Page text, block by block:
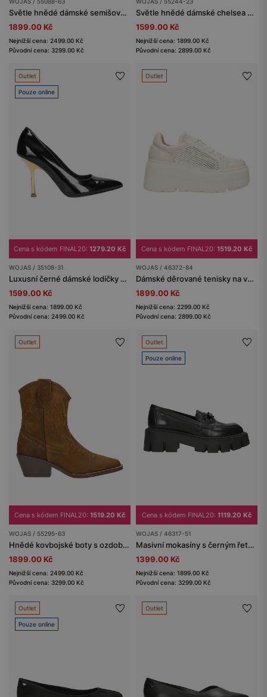
Světle hnědé dámské semišové kotníčkové boty na podpatku
1899.00 Kč
Nejnižší cena: 2499.00 Kč
Původní cena: 3299.00 Kč
Světle hnědé dámské chelsea boty z nubukové kůže
1599.00 Kč
Nejnižší cena: 1899.00 Kč
Původní cena: 2899.00 Kč
Outlet
Pouze online
Cena s kódem FINAL20: 1279.20 Kč
WOJAS / 35108-31
Luxusní černé dámské lodičky se zlatým podpatkem
1599.00 Kč
Nejnižší cena: 1899.00 Kč
Původní cena: 2499.00 Kč
Outlet
Cena s kódem FINAL20: 1519.20 Kč
WOJAS / 46372-84
Dámské děrované tenisky na vysoké platformě
1899.00 Kč
Nejnižší cena: 2299.00 Kč
Původní cena: 2899.00 Kč
Outlet
Cena s kódem FINAL20: 1519.20 Kč
WOJAS / 55295-63
Hnědé kovbojské boty s ozdobným prošíváním
1899.00 Kč
Nejnižší cena: 2499.00 Kč
Původní cena: 3299.00 Kč
Outlet
Pouze online
Cena s kódem FINAL20: 1119.20 Kč
WOJAS / 46317-51
Masivní mokasíny s černým řetězem
1399.00 Kč
Nejnižší cena: 1899.00 Kč
Původní cena: 3299.00 Kč
Outlet
Pouze online
Outlet